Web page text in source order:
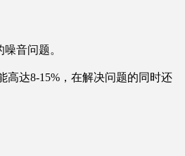
音问题。
高达8-15%，在解决问题的同时还